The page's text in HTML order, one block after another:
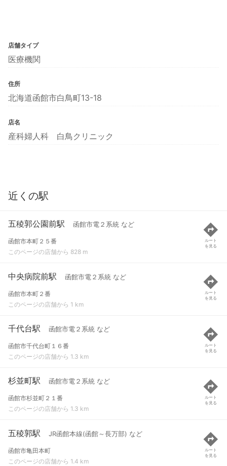
店舗タイプ
医療機関
住所
北海道函館市白鳥町13-18
店名
産科婦人科 白鳥クリニック
近くの駅
五稜郭公園前駅 函館市電２系統 など
函館市本町２５番
このページの店舗から 828 m
ルート
を見る
中央病院前駅 函館市電２系統 など
函館市本町２番
このページの店舗から 1 km
ルート
を見る
千代台駅 函館市電２系統 など
函館市千代台町１６番
このページの店舗から 1.3 km
ルート
を見る
杉並町駅 函館市電２系統 など
函館市杉並町２１番
このページの店舗から 1.3 km
ルート
を見る
五稜郭駅 JR函館本線(函館～長万部) など
函館市亀田本町
このページの店舗から 1.4 km
ルート
を見る